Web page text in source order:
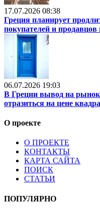
17.07.2026 08:38
Греция планирует
покупателей и
06.07.2026 19:03
В Греции вывод на
отразиться на цене
О проекте
О ПРОЕКТЕ
КОНТАКТЫ
КАРТА САЙТА
ПОИСК
СТАТЬИ
ПОПУЛЯРНО